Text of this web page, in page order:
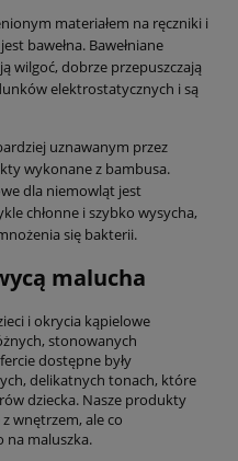
materiałem na ręczniki i
bawełna. Bawełniane
wilgoć, dobrze przepuszczają
elektrostatycznych i są
uznawanym przez
wykonane z bambusa.
dla niemowląt jest
chłonne i szybko wysycha,
się bakterii.
malucha
i okrycia kąpielowe
stonowanych
dostępne były
delikatnych tonach, które
dziecka. Nasze produkty
wnętrzem, ale co
na maluszka.